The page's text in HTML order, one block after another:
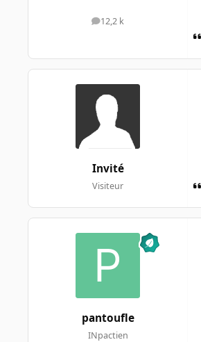
12,2 k
messages
Invité
Visiteur
pantoufle
INpactien